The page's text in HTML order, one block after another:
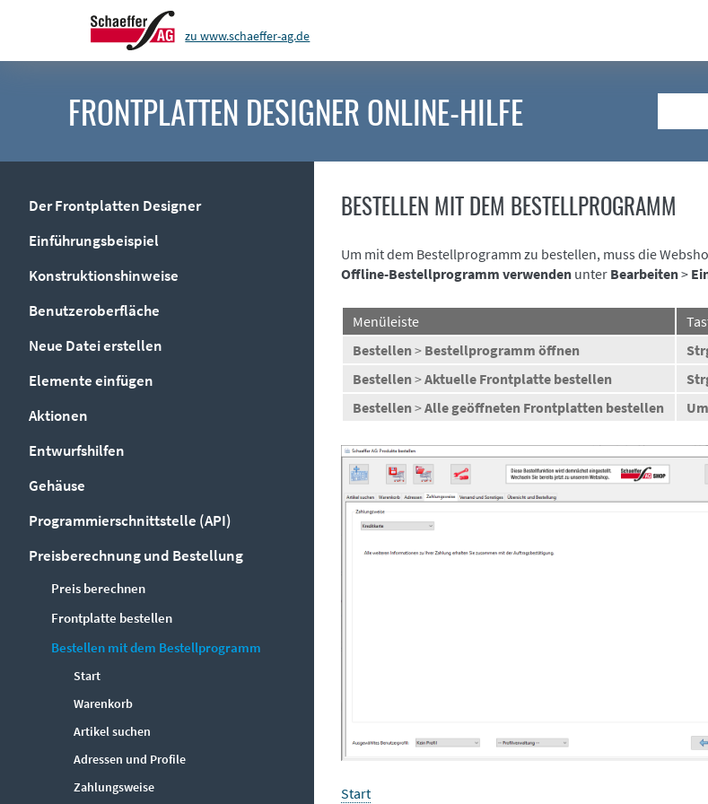
zu www.schaeffer-ag.de
FRONTPLATTEN DESIGNERONLINE-HILFE
BESTELLEN MIT DEM BESTELLPROGRAMM
Um mit dem Bestellprogramm zu bestellen, muss die
Offline-Bestellprogramm verwenden unter Bearbeiten>
Menüleiste
Bestellen> Bestellprogramm öffnen
Bestellen>Aktuelle Frontplatte bestellen
Bestellen>Alle geöffneten Frontplatten bestellen
Start
Der Frontplatten Designer
Einführungsbeispiel
Konstruktionshinweise
Benutzeroberfläche
Neue Datei erstellen
Elemente einfügen
Aktionen
Entwurfshilfen
Gehäuse
Programmierschnittstelle (API)
Preisberechnung und Bestellung
Preis berechnen
Frontplatte bestellen
Bestellen mit dem Bestellprogramm
Start
Warenkorb
Artikel suchen
Adressen und Profile
Zahlungsweise